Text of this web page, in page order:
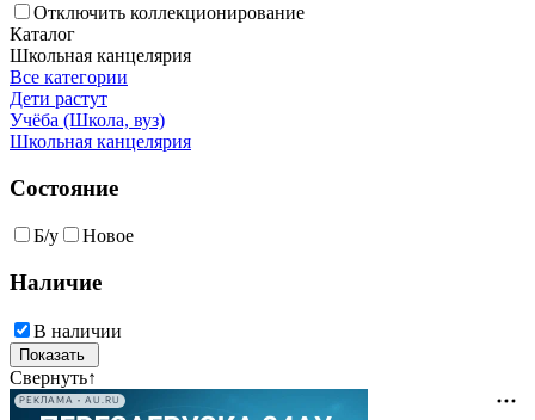
Отключить коллекционирование
Каталог
Школьная канцелярия
Все категории
Дети растут
Учёба (Школа, вуз)
Школьная канцелярия
Состояние
Б/у Новое
Наличие
В наличии
Свернуть↑
РЕКЛАМА • AU.RU